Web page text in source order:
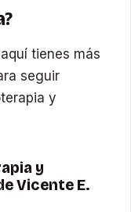
tienes más
seguir
y
y
Vicente E.